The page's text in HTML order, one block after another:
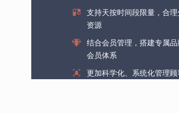
支持天按时间段限量，合
资源
结合会员管理，搭建专属
会员体系
更加科学化、系统化管理